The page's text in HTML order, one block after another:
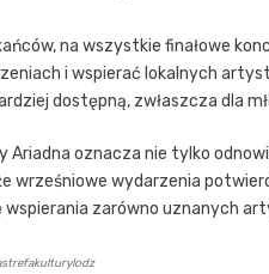
na wszystkie finałowe
i wspierać lokalnych
dostępną, zwłaszcza dla
Ariadna oznacza nie tylko
wrześniowe wydarzenia
zarówno uznanych